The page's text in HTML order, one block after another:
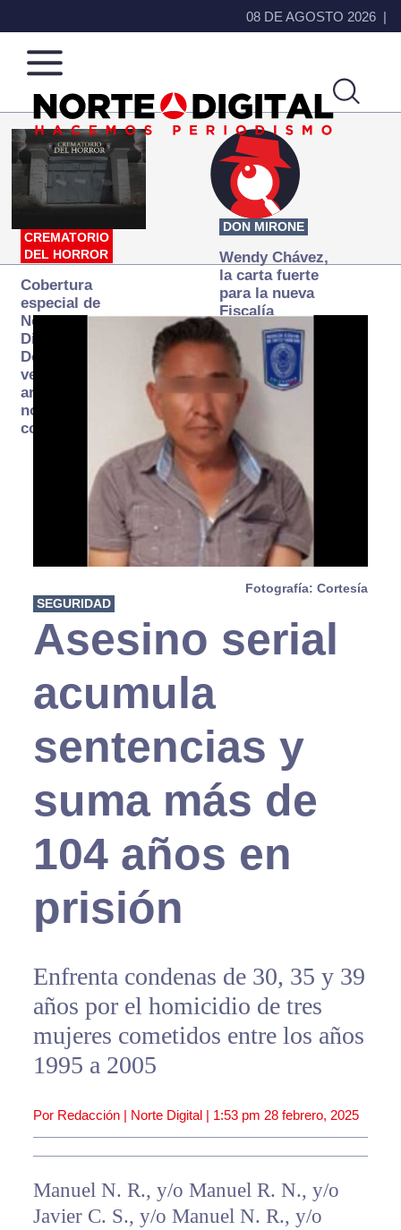
08 DE AGOSTO 2026
Norte
de
Ciudad
Más
que
noticias,
hacemos periodismo
CREMATORIO
DEL HORROR
Cobertura
especial de
Norte
Digital:
Donde la
verdad
arde… pero
no se
consume
DON MIRONE
Wendy Chávez,
la carta fuerte
para la nueva
Fiscalía
autónoma
Fotografía: Cortesía
SEGURIDAD
Asesino serial
acumula
sentencias y
suma más de
104 años en
prisión
Enfrenta condenas de 30, 35 y 39
años por el homicidio de tres
mujeres cometidos entre los años
1995 a 2005
Por Redacción | Norte Digital | 1:53 pm 28 febrero, 2025
Manuel N. R., y/o Manuel R. N., y/o
Javier C. S., y/o Manuel N. R., y/o